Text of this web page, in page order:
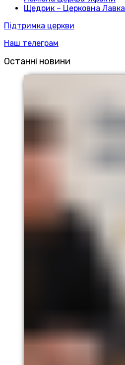
Щедрик – Церковна Лавка
Підтримка церкви
Наш телеграм
Останні новини